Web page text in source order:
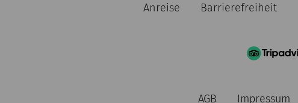
Anreise Barrierefreiheit
AGB Impressum